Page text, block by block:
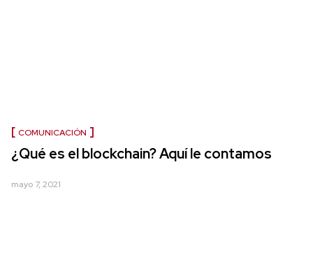
COMUNICACIÓN
¿Qué es el blockchain? Aquí le contamos
mayo 7, 2021